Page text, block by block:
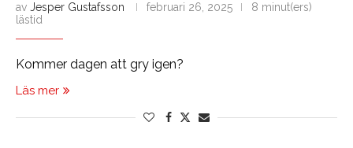
av Jesper Gustafsson februari 26, 2025
8 minut(ers)
lästid
Kommer dagen att gry igen?
Läs mer